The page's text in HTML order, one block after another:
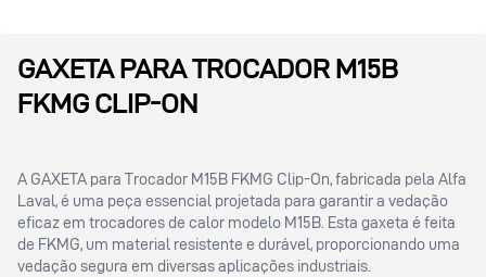
GAXETA PARA TROCADOR M15B
FKMG CLIP-ON
A GAXETA para Trocador M15B FKMG Clip-On, fabricada pela Alfa
Laval, é uma peça essencial projetada para garantir a vedação
eficaz em trocadores de calor modelo M15B. Esta gaxeta é feita
de FKMG, um material resistente e durável, proporcionando uma
vedação segura em diversas aplicações industriais.